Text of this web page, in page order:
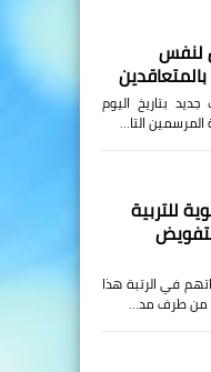
لنفس
بتاريخ اليوم
للتربية
في الرتبة هذا
من طرف مد…